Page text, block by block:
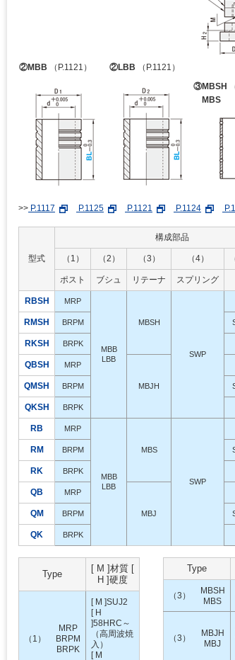
②MBB （P.1121） ②LBB （P.1121）
③MBSH
MBS
>> P.1117 P.1125 P.1121 P.1124
型式
構成部品
（1） （2） （3） （4）
ポスト ブシュ リテーナ スプリング
RBSH MRP
MBB
LBB
MBSH
SWP
RMSH BRPM
RKSH BRPK
QBSH MRP
MBJH
QMSH BRPM
QKSH BRPK
RB MRP
MBB
LBB
MBS
SWP
RM BRPM
RK BRPK
QB MRP
MBJ
QM BRPM
QK BRPK
Type
[ M ]材質 [
H ]硬度
（1）
MRP
BRPM
BRPK
[ M ]SUJ2
[ H
]58HRC～
（高周波焼
入）
[ M
Type
（3）
MBSH
MBS
（3）
MBJH
MBJ